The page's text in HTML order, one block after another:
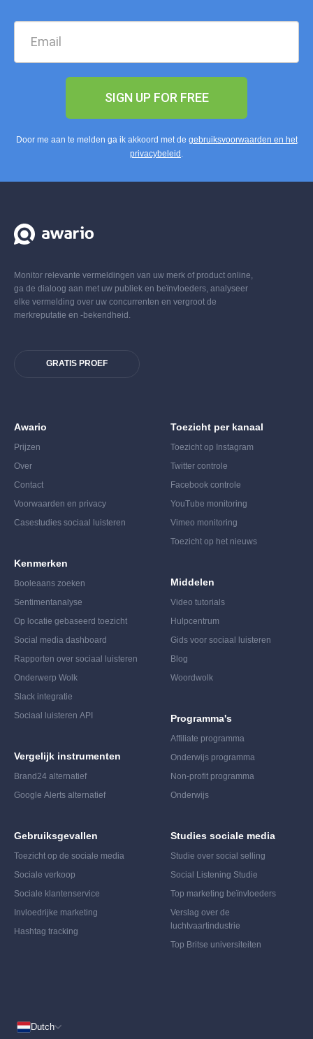
SIGN UP FOR FREE
Door me aan te melden ga ik akkoord met de gebruiksvoorwaarden en het
privacybeleid
Monitor relevante vermeldingen van uw merk of product online,
ga de dialoog aan met uw publiek en beïnvloeders, analyseer
elke vermelding over uw concurrenten en vergroot de
merkreputatie en -bekendheid.
GRATIS PROEF
Awario
Prijzen
Over
Contact
Voorwaarden en privacy
Casestudies sociaal luisteren
Kenmerken
Booleaans zoeken
Sentimentanalyse
Op locatie gebaseerd toezicht
Social media dashboard
Rapporten over sociaal luisteren
Onderwerp Wolk
Slack integratie
Sociaal luisteren API
Vergelijk instrumenten
Brand24 alternatief
Google Alerts alternatief
Gebruiksgevallen
Toezicht op de sociale media
Sociale verkoop
Sociale klantenservice
Invloedrijke marketing
Hashtag tracking
Toezicht per kanaal
Toezicht op Instagram
Twitter controle
Facebook controle
YouTube monitoring
Vimeo monitoring
Toezicht op het nieuws
Middelen
Video tutorials
Hulpcentrum
Gids voor sociaal luisteren
Blog
Woordwolk
Programma's
Affiliate programma
Onderwijs programma
Non-profit programma
Onderwijs
Studies sociale media
Studie over social selling
Social Listening Studie
Top marketing beïnvloeders
Verslag over de
luchtvaartindustrie
Top Britse universiteiten
Dutch